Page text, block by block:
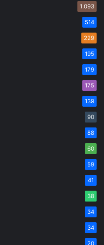
1.093
514
229
195
179
175
139
90
88
60
59
41
38
34
34
20